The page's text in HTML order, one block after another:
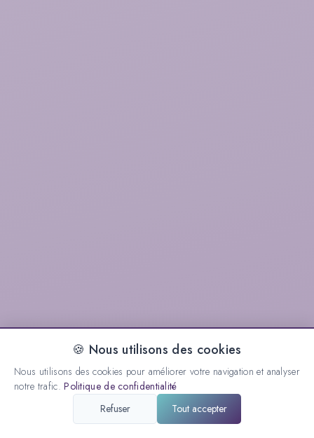
🍪 Nous utilisons des cookies
Nous utilisons des cookies pour améliorer votre navigation et analyser
notre trafic.Politique de confidentialité
Refuser
Tout accepter